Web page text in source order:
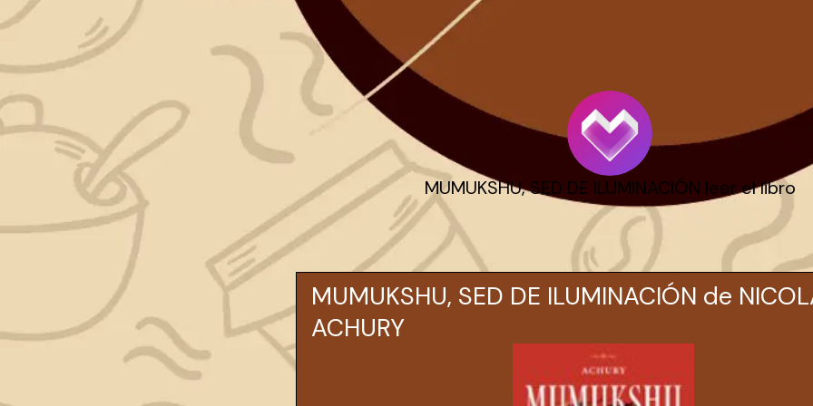
MUMUKSHU, SED DE ILUMINACIÓN leer el libro
MUMUKSHU, SED DE ILUMINACIÓN de
ACHURY